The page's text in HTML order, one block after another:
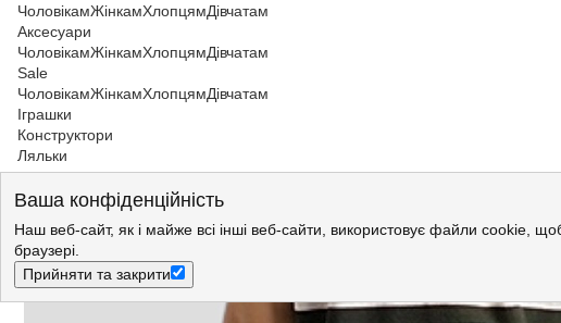
ЧоловікамЖінкамХлопцямДівчатам
Аксесуари
ЧоловікамЖінкамХлопцямДівчатам
Sale
ЧоловікамЖінкамХлопцямДівчатам
Іграшки
Конструктори
Ляльки
Ваша конфіденційність
Наш веб-сайт, як і майже всі інші веб-сайти, використовує файли cookie,
браузері.
Прийняти та закрити
Жінкам>Джинси>Джинси Lee
Джинси LEE Mom Jeans Mom`s (L32ICPTY) Чорний